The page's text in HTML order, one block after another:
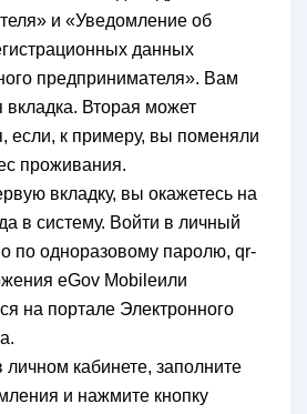
и «Уведомление об
данных
предпринимателя». Вам
вкладка. Вторая может
если, к примеру, вы поменяли
проживания.
вкладку, вы окажетесь на
в систему. Войти в личный
по одноразовому паролю, qr-
eGov Mobileили
на портале Электронного
кабинете, заполните
и нажмите кнопку